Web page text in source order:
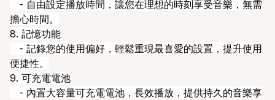
- 自由設定播放時間，讓您在理想的時刻享受音樂，無需
擔心時間。
8. 記憶功能
- 記錄您的使用偏好，輕鬆重現最喜愛的設置，提升使用
便捷性。
9. 可充電電池
- 內置大容量可充電電池，長效播放，提供持久的音樂享